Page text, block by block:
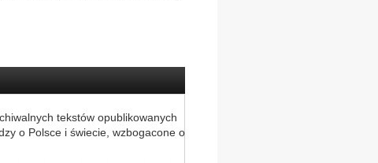
tekstów opublikowanych
o Polsce i świecie, wzbogacone o